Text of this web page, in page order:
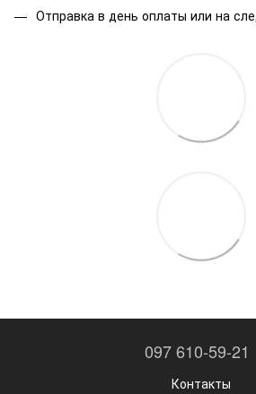
Отправка в день оплаты или на
097 610-59-21
Контакты